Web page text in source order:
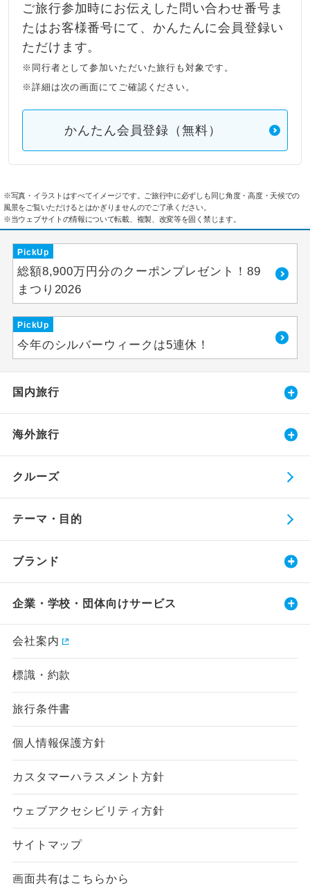
ご旅行参加時にお伝えした問い合わせ番号ま
たはお客様番号にて、かんたんに会員登録い
ただけます。
※同行者として参加いただいた旅行も対象です。
※詳細は次の画面にてご確認ください。
かんたん会員登録（無料）
※写真・イラストはすべてイメージです。ご旅行中に必ずしも同じ角度・高度・天候での
風景をご覧いただけるとはかぎりませんのでご了承ください。
※当ウェブサイトの情報について転載、複製、改変等を固く禁じます。
PickUp
総額8,900万円分のクーポンプレゼント！89
まつり2026
PickUp
今年のシルバーウィークは5連休！
国内旅行
海外旅行
クルーズ
テーマ・目的
ブランド
企業・学校・団体向けサービス
会社案内
標識・約款
旅行条件書
個人情報保護方針
カスタマーハラスメント方針
ウェブアクセシビリティ方針
サイトマップ
画面共有はこちらから